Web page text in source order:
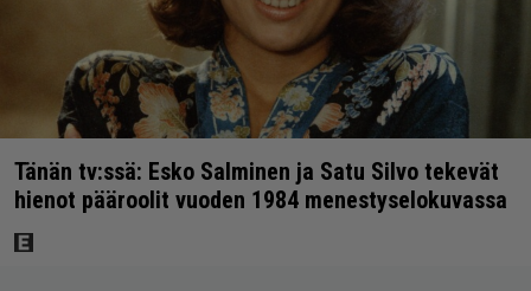
Tänän tv:ssä: Esko Salminen ja Satu Silvo tekevät
hienot pääroolit vuoden 1984 menestyselokuvassa